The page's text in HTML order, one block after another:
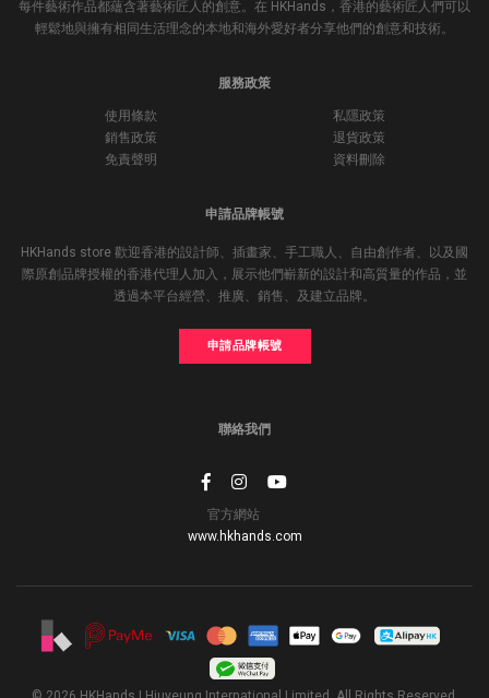
每件藝術作品都蘊含著藝術匠人的創意。在 HKHands，香港的藝術匠人們可以
輕鬆地與擁有相同生活理念的本地和海外愛好者分享他們的創意和技術。
服務政策
使用條款
私隱政策
銷售政策
退貨政策
免責聲明
資料刪除
申請品牌帳號
HKHands store 歡迎香港的設計師、插畫家、手工職人、自由創作者、以及國
際原創品牌授權的香港代理人加入，展示他們嶄新的設計和高質量的作品，並
透過本平台經營、推廣、銷售、及建立品牌。
申請品牌帳號
聯絡我們
官方網站
www.hkhands.com